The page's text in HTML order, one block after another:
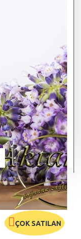
ÇOK SATILAN